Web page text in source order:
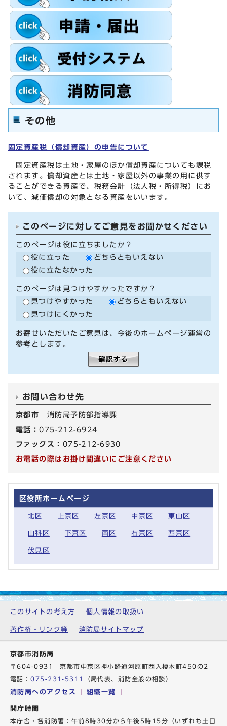
その他
固定資産税（償却資産）の申告について
固定資産税は土地・家屋のほか償却資産についても課税
されます。償却資産とは土地・家屋以外の事業の用に供す
ることができる資産で、税務会計（法人税・所得税）にお
いて、減価償却の対象となる資産をいいます。
このページに対してご意見をお聞かせください
このページは役に立ちましたか？
役に立った
どちらともいえない
役に立たなかった
このページは見つけやすかったですか？
見つけやすかった
どちらともいえない
見つけにくかった
お寄せいただいたご意見は、今後のホームページ運営の
参考とします。
お問い合わせ先
京都市 消防局予防部指導課
電話：075-212-6924
ファックス： 075-212-6930
お電話の際はお掛け間違いにご注意ください
区役所ホームページ
北区 上京区 左京区 中京区 東山区
山科区 下京区 南区 右京区 西京区
伏見区
このサイトの考え方 個人情報の取扱い
著作権・リンク等 消防局サイトマップ
京都市消防局
〒604-0931 京都市中京区押小路通河原町西入榎木町450の2
電話：075-231-5311 （局代表、消防全般の相談）
消防局へのアクセス 組織一覧
開庁時間
本庁舎・各消防署：午前8時30分から午後5時15分（いずれも土日